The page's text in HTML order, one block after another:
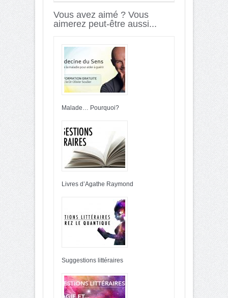
Vous avez aimé ? Vous
aimerez peut-être aussi...
Malade… Pourquoi?
Livres d’Agathe Raymond
Suggestions littéraires